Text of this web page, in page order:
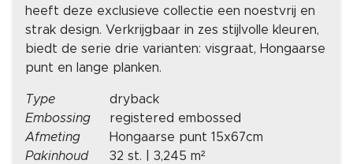
heeft deze exclusieve collectie een noestvrij en
strak design. Verkrijgbaar in zes stijlvolle kleuren,
biedt de serie drie varianten: visgraat, Hongaarse
punt en lange planken.
Type
dryback
Embossing
registered embossed
Afmeting
Hongaarse punt 15x67cm
Pakinhoud
32 st. | 3,245 m²